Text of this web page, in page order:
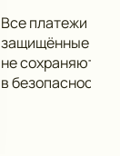
Все платежи
защищённые
не сохраняются
в безопасности.